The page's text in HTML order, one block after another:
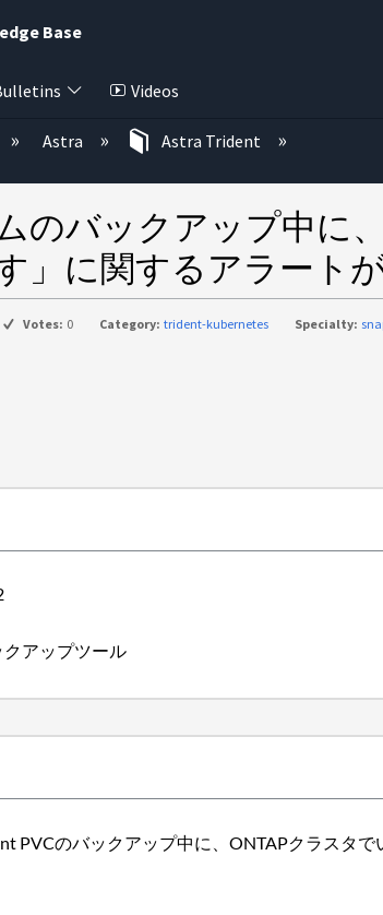
Base
Videos
展開/折りたたむ
Astra Astra Trident
のバックアップ中に
」に関するアラート
Votes: 0 Category: trident-kubernetes Specialty:
アップツール
PVCのバックアップ中に、ONTAPクラスタで